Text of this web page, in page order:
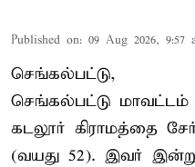
Published on: 09 Aug 2026, 9:57
செங்கல்பட்டு,
செங்கல்பட்டு
கடலூர் கிராமத்தை
(வயது 52). இவர்